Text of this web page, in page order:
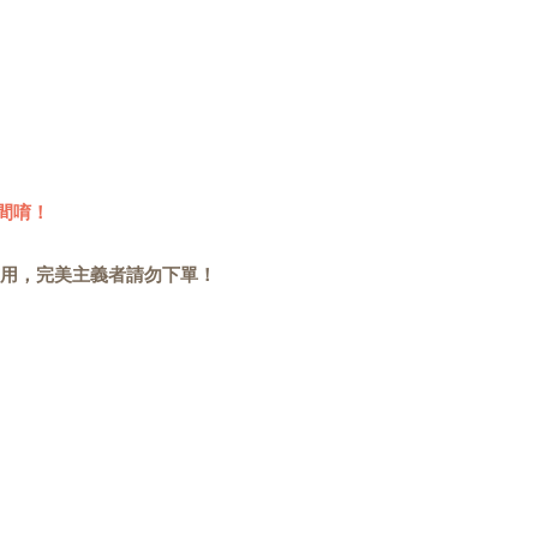
唷！
，完美主義者請勿下單！